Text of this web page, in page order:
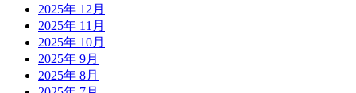
2025年 12月
2025年 11月
2025年 10月
2025年 9月
2025年 8月